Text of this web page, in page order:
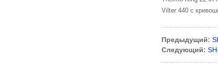
Vilter 440 с
Предыдущий:
Следующий: